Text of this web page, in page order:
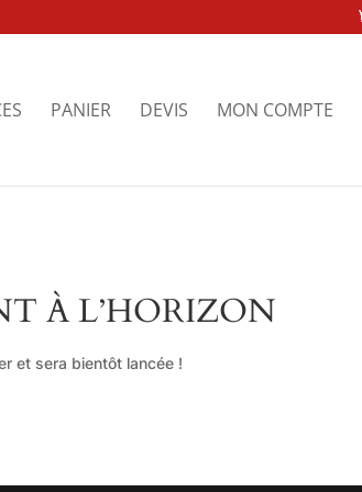
PANIER DEVIS MON COMPTE
À L’HORIZON
et sera bientôt lancée !